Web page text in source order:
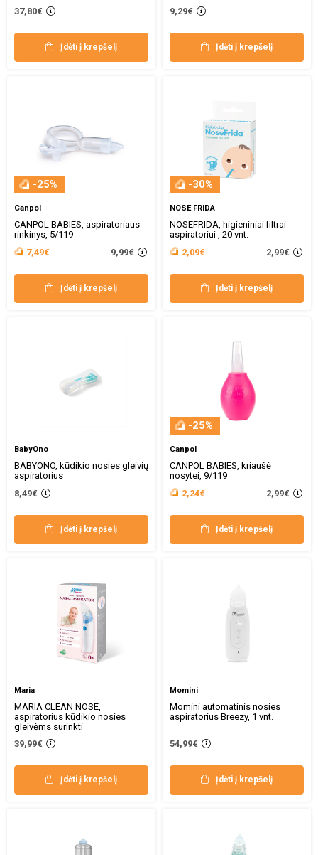
37,80€
Įdėti į krepšelį
9,29€
Įdėti į krepšelį
-25%
Canpol
CANPOL BABIES, aspiratoriaus
rinkinys, 5/119
7,49€
9,99€
Įdėti į krepšelį
-30%
NOSE FRIDA
NOSEFRIDA, higieniniai filtrai
aspiratoriui , 20 vnt.
2,09€
2,99€
Įdėti į krepšelį
BabyOno
BABYONO, kūdikio nosies gleivių
aspiratorius
8,49€
Įdėti į krepšelį
-25%
Canpol
CANPOL BABIES, kriaušė
nosytei, 9/119
2,24€
2,99€
Įdėti į krepšelį
Maria
MARIA CLEAN NOSE,
aspiratorius kūdikio nosies
gleivėms surinkti
39,99€
Įdėti į krepšelį
Momini
Momini automatinis nosies
aspiratorius Breezy, 1 vnt.
54,99€
Įdėti į krepšelį